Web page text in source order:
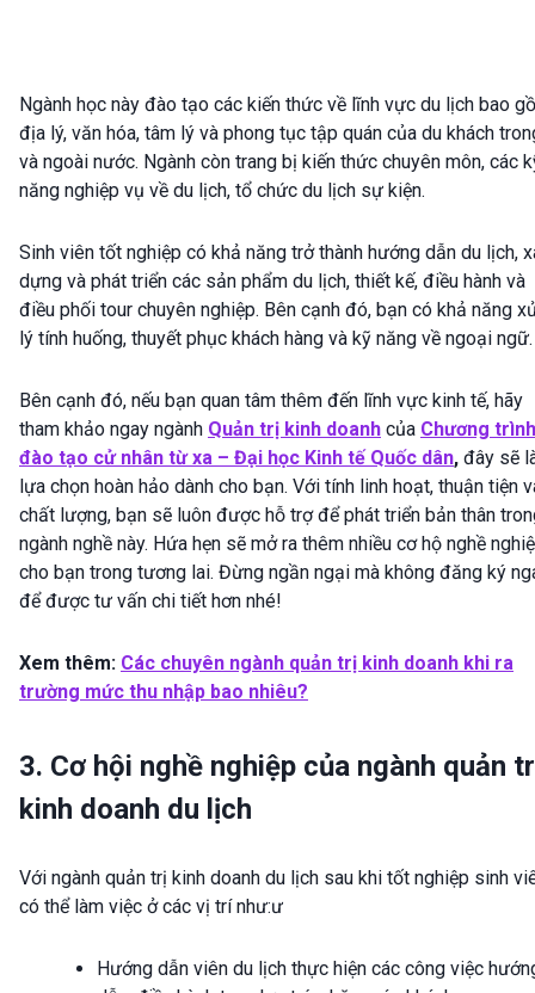
Ngành học này đào tạo các kiến thức về lĩnh vực du lịch bao
địa lý, văn hóa, tâm lý và phong tục tập quán của du khách
và ngoài nước. Ngành còn trang bị kiến thức chuyên môn, các
năng nghiệp vụ về du lịch, tổ chức du lịch sự kiện.
Sinh viên tốt nghiệp có khả năng trở thành hướng dẫn du lịch,
dựng và phát triển các sản phẩm du lịch, thiết kế, điều hành và
điều phối tour chuyên nghiệp. Bên cạnh đó, bạn có khả năng
lý tính huống, thuyết phục khách hàng và kỹ năng về ngoại ngữ.
Bên cạnh đó, nếu bạn quan tâm thêm đến lĩnh vực kinh tế, hãy
tham khảo ngay ngành Quản trị kinh doanh của Chương trình
đào tạo cử nhân từ xa – Đại học Kinh tế Quốc dân, đây sẽ
lựa chọn hoàn hảo dành cho bạn. Với tính linh hoạt, thuận tiện
chất lượng, bạn sẽ luôn được hỗ trợ để phát triển bản thân
ngành nghề này. Hứa hẹn sẽ mở ra thêm nhiều cơ hộ nghề
cho bạn trong tương lai. Đừng ngần ngại mà không đăng ký
để được tư vấn chi tiết hơn nhé!
Xem thêm: Các chuyên ngành quản trị kinh doanh khi ra
trường mức thu nhập bao nhiêu?
3. Cơ hội nghề nghiệp của ngành quản
kinh doanh du lịch
Với ngành quản trị kinh doanh du lịch sau khi tốt nghiệp sinh
có thể làm việc ở các vị trí như:ư
Hướng dẫn viên du lịch thực hiện các công việc